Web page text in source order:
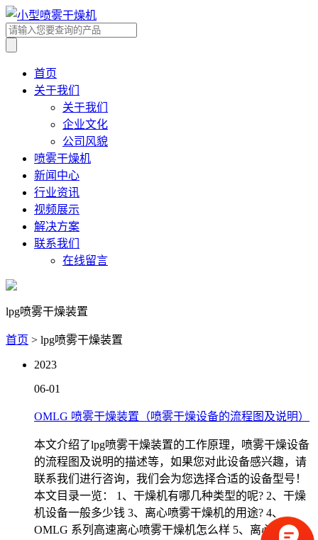
首页
关于我们
关于我们
企业文化
公司风貌
喷雾干燥机
新闻中心
行业资讯
视频展示
解决方案
联系我们
在线留言
lpg喷雾干燥装置
首页 > lpg喷雾干燥装置
2023
06-01
OMLG 喷雾干燥装置（喷雾干燥设备的流程图及说明）
本文介绍了lpg喷雾干燥装置的工作原理，喷雾干燥设备
的流程图及说明的描述等，如果您对此设备感兴趣，请
联系我们进行咨询，我们会为您选择合适的设备型号！
本文目录一览： 1、干燥机有哪几种类型的呢? 2、干燥
机设备一般多少钱 3、离心喷雾干燥机的用途? 4、
OMLG 系列高速离心喷雾干燥机怎么样 5、离心喷雾干